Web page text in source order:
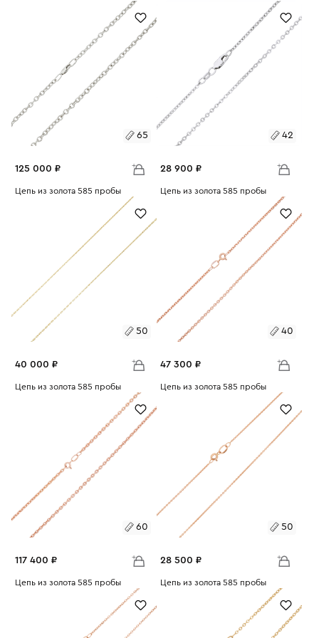
1.65 2.33
65
125 000 ₽
Размеры:
Цепь из золота 585 пробы
13.87
42
28 900 ₽
Размеры:
Цепь из золота 585 пробы
50
40 000 ₽
Размеры:
Цепь из золота 585 пробы
40
47 300 ₽
Размеры:
Цепь из золота 585 пробы
5.31
60
117 400 ₽
Размеры:
Цепь из золота 585 пробы
50
28 500 ₽
Размеры:
Цепь из золота 585 пробы
3.2